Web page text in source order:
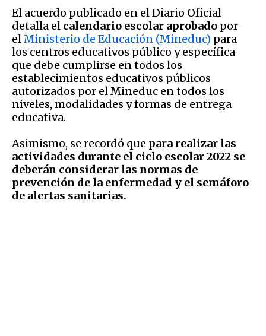
El acuerdo publicado en el Diario Oficial
detalla el calendario escolar aprobado por
elMinisterio de Educación (Mineduc) para
los centros educativos público y específica
que debe cumplirse en todos los
establecimientos educativos públicos
autorizados por el Mineduc en todos los
niveles, modalidades y formas de entrega
educativa.
Asimismo, se recordó que para realizar las
actividades durante el ciclo escolar 2022 se
deberán considerar las normas de
prevención de la enfermedad y el semáforo
de alertas sanitarias.